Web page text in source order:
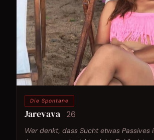
Die Spontane
Jarevava 26
Wer denkt, dass Sucht etwas Passives